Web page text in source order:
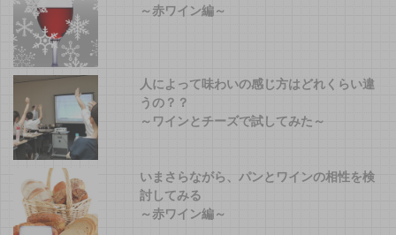
～赤ワイン編～
人によって味わいの感じ方はどれくらい違
うの？？
～ワインとチーズで試してみた～
いまさらながら、パンとワインの相性を検
討してみる
～赤ワイン編～